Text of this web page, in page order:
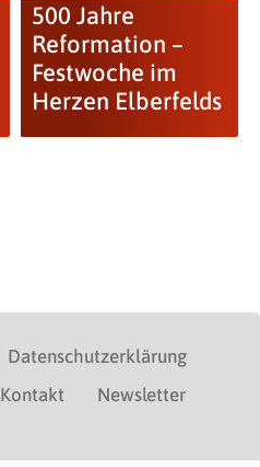
500 Jahre
Reformation –
Festwoche im
Herzen Elberfelds
Datenschutzerklärung
Kontakt Newsletter